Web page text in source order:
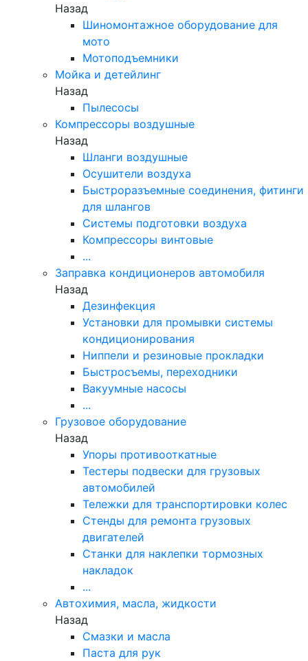
Назад
Шиномонтажное оборудование для
мото
Мотоподъемники
Мойка и детейлинг
Назад
Пылесосы
Компрессоры воздушные
Назад
Шланги воздушные
Осушители воздуха
Быстроразъемные соединения, фитинги
для шлангов
Системы подготовки воздуха
Компрессоры винтовые
...
Заправка кондиционеров автомобиля
Назад
Дезинфекция
Установки для промывки системы
кондиционирования
Ниппели и резиновые прокладки
Быстросъемы, переходники
Вакуумные насосы
...
Грузовое оборудование
Назад
Упоры противооткатные
Тестеры подвески для грузовых
автомобилей
Тележки для транспортировки колес
Стенды для ремонта грузовых
двигателей
Станки для наклепки тормозных
накладок
...
Автохимия, масла, жидкости
Назад
Смазки и масла
Паста для рук